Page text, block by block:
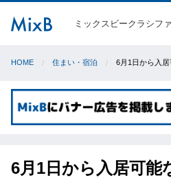
ミックスビークラシフ
HOME 住まい・宿泊 6月1日から入
6月1日から入居可能